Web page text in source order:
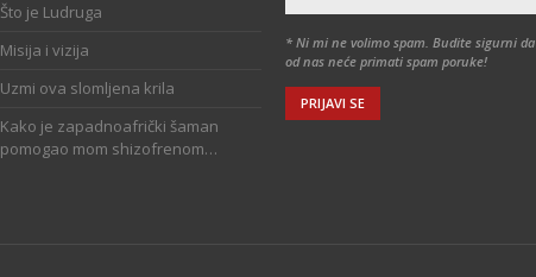
Što je Ludruga
Misija i vizija
Uzmi ova slomljena krila
Kako je zapadnoafrički šaman
pomogao mom shizofrenom…
* Ni mi ne volimo spam. Budite sigurni da
od nas neće primati spam poruke!